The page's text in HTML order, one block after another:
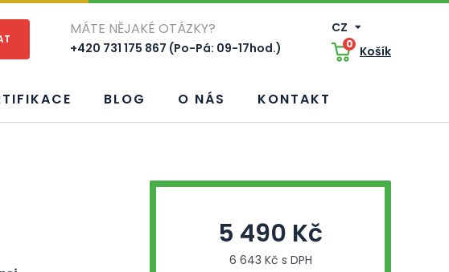
MÁTE NĚJAKÉ OTÁZKY?
+420 731 175 867 (Po-Pá: 09-17hod.)
CZ
0 Košík
BLOG O NÁS KONTAKT
5 490 Kč
6 643 Kč s DPH